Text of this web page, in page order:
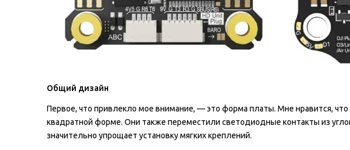
Общий дизайн
Первое, что привлекло мое внимание, — это форма платы. Мне нравится,
квадратной форме. Они также переместили светодиодные контакты из
значительно упрощает установку мягких креплений.